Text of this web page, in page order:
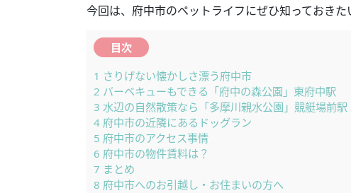
今回は、府中市のペットライフにぜひ知っておきた
目次
1 さりげない懐かしさ漂う府中市
2 バーベキューもできる「府中の森公園」東府中駅
3 水辺の自然散策なら「多摩川親水公園」競艇場前駅
4 府中市の近隣にあるドッグラン
5 府中市のアクセス事情
6 府中市の物件賃料は？
7 まとめ
8 府中市へのお引越し・お住まいの方へ